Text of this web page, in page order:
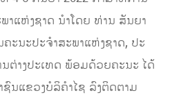
າແຫ່ງຊາດ ນໍາໂດຍ ທ່ານ ສັນຍາ
ະນະປະຈໍາສະພາແຫ່ງຊາດ, ປະ
ຕ່າງປະເທດ ພ້ອມດ້ວຍຄະນະ ໄດ້
ນແຂວງບໍລິຄໍາໄຊ ລົງຕິດຕາມ